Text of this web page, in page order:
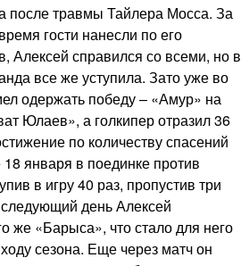
после травмы Тайлера Мосса. За
гости нанесли по его
Алексей справился со всеми, но в
все же уступила. Зато уже во
одержать победу – «Амур» на
Юлаев», а голкипер отразил 36
по количеству спасений
января в поединке против
в игру 40 раз, пропустив три
день Алексей
же «Барыса», что стало для него
сезона. Еще через матч он